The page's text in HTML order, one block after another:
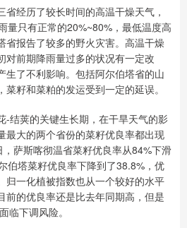
经历了较长时间的高温干燥天气，
量只有正常的20%~80%，最低温度高
省报告了较多的野火灾害。高温干燥
对前期降雨量过多的状况有一定改
生了不利影响。包括阿尔伯塔省的山
籽和菜粕的发运受到一定的延误。
荚的关键生长期，在干旱天气的影
最大的两个省份的菜籽优良率都出现
萨斯喀彻温省菜籽优良率从84%下滑
伯塔菜籽优良率下降到了38.8%，优
归一化植被指数也从一个较好的水平
前的优良率还是比去年同期高，但是
临下调风险。